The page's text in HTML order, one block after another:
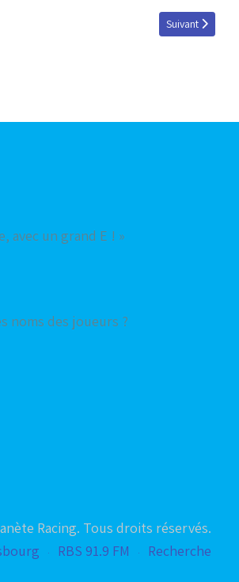
Article suivant :
Suivant
avec un grand E ! »
noms des joueurs ?
Racing. Tous droits réservés.
RBS 91.9 FM Recherche